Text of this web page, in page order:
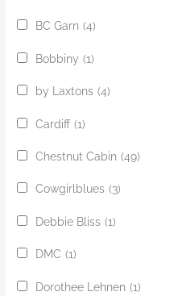
BC Garn (4)
Bobbiny (1)
by Laxtons (4)
Cardiff (1)
Chestnut Cabin (49)
Cowgirlblues (3)
Debbie Bliss (1)
DMC (1)
Dorothee Lehnen (1)